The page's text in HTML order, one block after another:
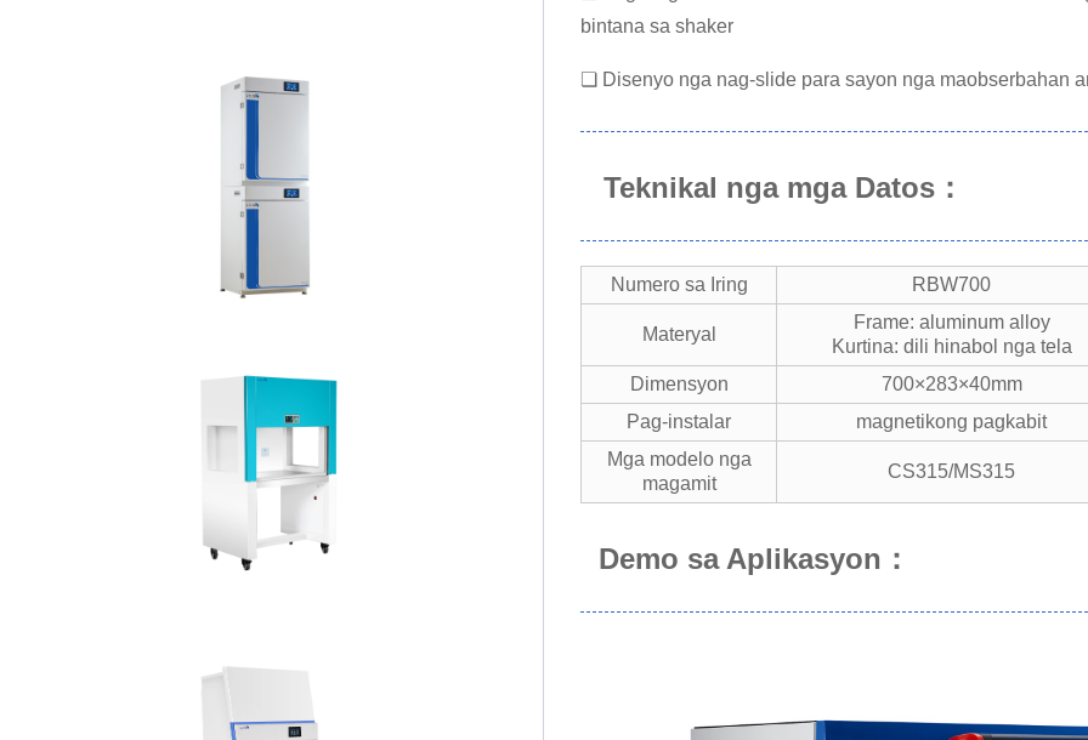
bintana sa shaker
❏ Disenyo nga nag-slide para sayon ​​nga maobserbahan
Teknikal nga mga Datos：
Numero sa Iring RBW700
Materyal
Frame: aluminum alloy
Kurtina: dili hinabol nga tela
Dimensyon
700×283×40mm
Pag-instalar
magnetikong pagkabit
Mga modelo nga
magamit
CS315/MS315
Demo sa Aplikasyon：